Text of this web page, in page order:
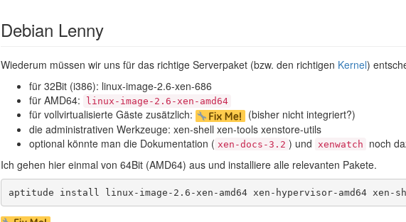
Debian Lenny
Wiederum müssen wir uns für das richtige Serverpaket (bzw. den richtigen Kernel)
für 32Bit (i386): linux-image-2.6-xen-686
für AMD64:
linux-image-2.6-xen-amd64
für vollvirtualisierte Gäste zusätzlich:
(bisher nicht integriert?)
die administrativen Werkzeuge: xen-shell xen-tools xenstore-utils
optional könnte man die Dokumentation ( xen-docs-3.2 ) und xenwatch
noch
Ich gehen hier einmal von 64Bit (AMD64) aus und installiere alle relevanten Pakete.
aptitude install linux-image-2.6-xen-amd64 xen-hypervisor-amd64